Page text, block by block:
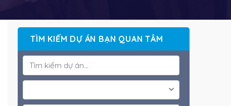
TÌM KIẾM DỰ ÁN BẠN QUAN TÂM